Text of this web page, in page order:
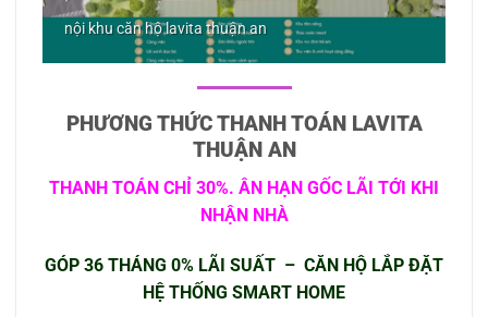
nội khu căn hộ lavita thuận an
PHƯƠNG THỨC THANH TOÁN LAVITA
THUẬN AN
THANH TOÁN CHỈ 30%. ÂN HẠN GỐC LÃI TỚI KHI
NHẬN NHÀ
GÓP 36 THÁNG 0% LÃI SUẤT – CĂN HỘ LẮP ĐẶT
HỆ THỐNG SMART HOME